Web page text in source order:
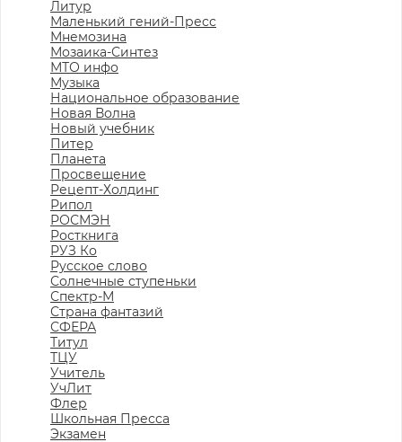
Литур
Маленький гений-Пресс
Мнемозина
Мозаика-Синтез
МТО инфо
Музыка
Национальное образование
Новая Волна
Новый учебник
Питер
Планета
Просвещение
Рецепт-Холдинг
Рипол
РОСМЭН
Росткнига
РУЗ Ко
Русское слово
Солнечные ступеньки
Спектр-М
Страна фантазий
СФЕРА
Титул
ТЦУ
Учитель
УчЛит
Флер
Школьная Пресса
Экзамен